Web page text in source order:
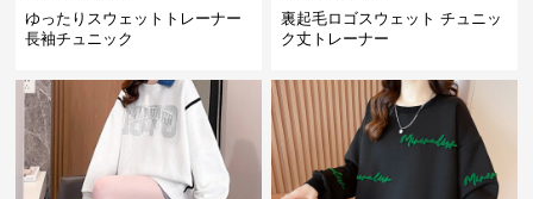
ゆったりスウェットトレーナー
長袖チュニック
裏起毛ロゴスウェット チュニッ
ク丈トレーナー